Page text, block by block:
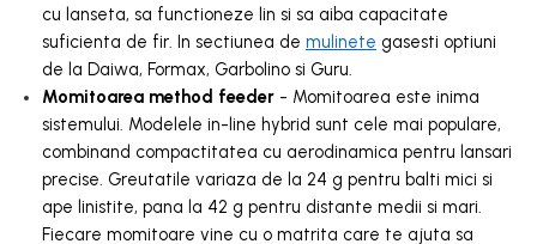
cu lanseta, sa functioneze lin si sa aiba capacitate
suficienta de fir. In sectiunea de mulinete gasesti optiuni
de la Daiwa, Formax, Garbolino si Guru.
Momitoarea method feeder - Momitoarea este inima
sistemului. Modelele in-line hybrid sunt cele mai populare,
combinand compactitatea cu aerodinamica pentru lansari
precise. Greutatile variaza de la 24 g pentru balti mici si
ape linistite, pana la 42 g pentru distante medii si mari.
Fiecare momitoare vine cu o matrita care te ajuta sa